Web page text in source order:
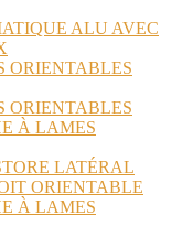
ALU AVEC
ORIENTABLES
ORIENTABLES
À LAMES
LATÉRAL
ORIENTABLE
À LAMES